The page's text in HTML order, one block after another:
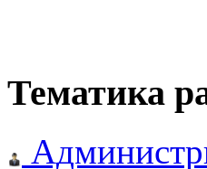
Тематика